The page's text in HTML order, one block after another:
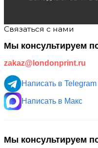
Связаться с нами
Мы консультируем
zakaz@londonprint.ru
Написать в Telegram
Написать в Макс
Мы консультируем